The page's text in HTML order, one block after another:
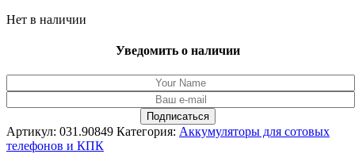
Нет в наличии
Уведомить о наличии
Артикул: 031.90849 Категория: Аккумуляторы для сотовых
телефонов и КПК